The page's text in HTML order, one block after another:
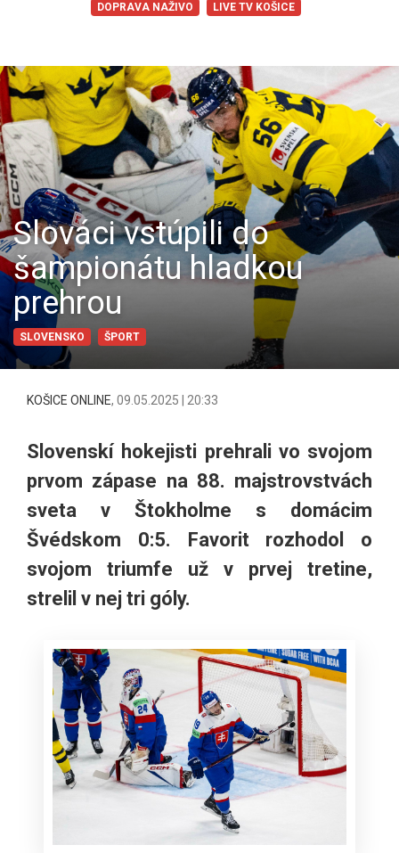
DOPRAVA NAŽIVO LIVE TV KOŠICE
Slováci vstúpili do
šampionátu hladkou
prehrou
SLOVENSKO ŠPORT
KOŠICE ONLINE, 09.05.2025 | 20:33
Slovenskí hokejisti prehrali vo svojom
prvom zápase na 88. majstrovstvách
sveta v Štokholme s domácim
Švédskom 0:5. Favorit rozhodol o
svojom triumfe už v prvej tretine,
strelil v nej tri góly.